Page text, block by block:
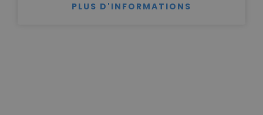
PLUS D'INFORMATIONS